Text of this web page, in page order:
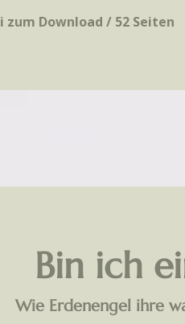
zum Download / 52 Seiten
Bin ich
Wie Erdenengel ihre